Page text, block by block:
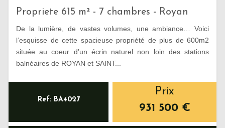
Propriete 615 m² - 7 chambres - Royan
De la lumière, de vastes volumes, une ambiance… Voici
l’esquisse de cette spacieuse propriété de plus de 600m2
située au coeur d’un écrin naturel non loin des stations
balnéaires de ROYAN et SAINT...
Ref: BA4027
Prix
931 500 €